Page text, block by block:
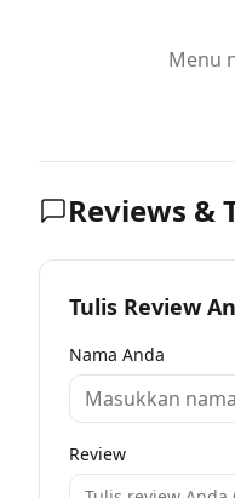
Menu
Reviews &
Tulis Review
Nama Anda
Review